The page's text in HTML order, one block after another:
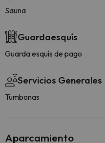
Sauna
Guardaesquís
Guarda esquís de pago
Servicios Generales
Tumbonas
Aparcamiento